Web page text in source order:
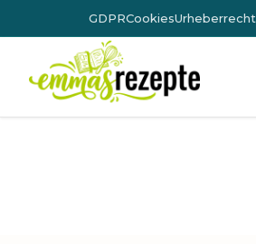
GDPRCookiesUrheberrecht